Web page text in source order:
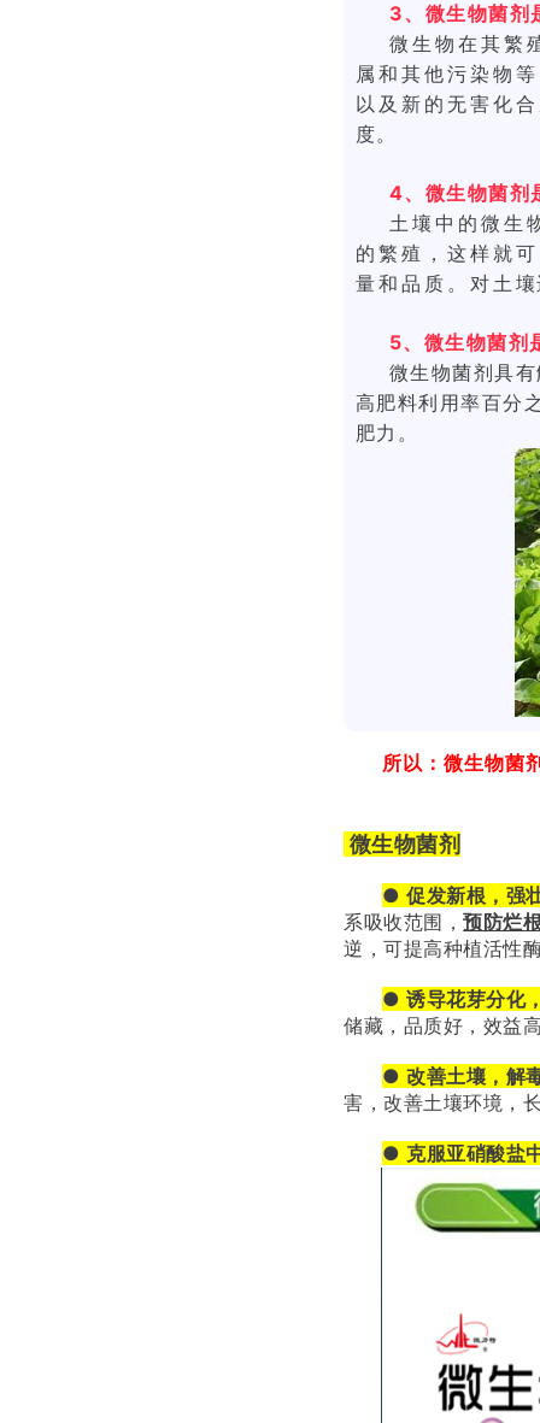
3、微生物菌剂
微生物在其繁
属和其他污染物
以及新的无害化
度。
4、微生物菌剂
土壤中的微生
的繁殖，这样就
量和品质。 对土壤
5、微生物菌剂
微生物菌剂具
高肥料利用率百分
肥力。
所以：微生物菌
微生物菌剂
● 促发新根，强
系吸收范围，预防烂
逆，可提高种植活性
● 诱导花芽分化
储藏，品质好，效益
● 改善土壤，解
害，改善土壤环境，
● 克服亚硝酸盐